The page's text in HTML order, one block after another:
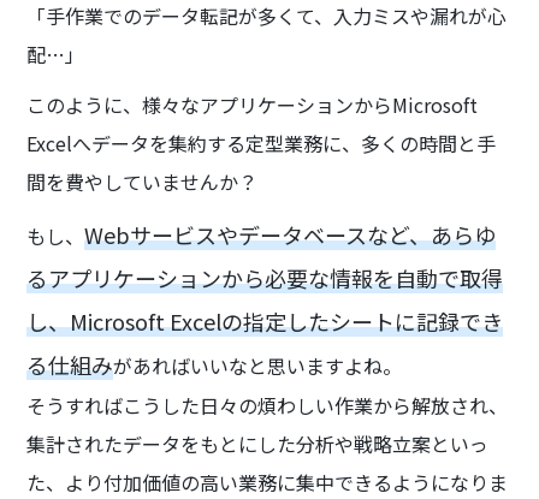
「手作業でのデータ転記が多くて、入力ミスや漏れが心
配…」
このように、様々なアプリケーションからMicrosoft
Excelへデータを集約する定型業務に、多くの時間と手
間を費やしていませんか？
もし、Webサービスやデータベースなど、あらゆ
るアプリケーションから必要な情報を自動で取得
し、Microsoft Excelの指定したシートに記録でき
る仕組みがあればいいなと思いますよね。
そうすればこうした日々の煩わしい作業から解放され、
集計されたデータをもとにした分析や戦略立案といっ
た、より付加価値の高い業務に集中できるようになりま